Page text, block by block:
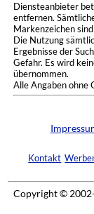
Diensteanbieter
entfernen.
Markenzeichen
Die Nutzung
Ergebnisse der
Gefahr. Es wird
übernommen.
Alle Angaben ohne
Kontakt
Copyright ©